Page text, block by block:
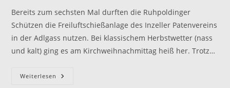
Bereits zum sechsten Mal durften die Ruhpoldinger
Schützen die Freiluftschießanlage des Inzeller Patenvereins
in der Adlgass nutzen. Bei klassischem Herbstwetter (nass
und kalt) ging es am Kirchweihnachmittag heiß her. Trotz…
Weiterlesen Kirchweihschießen